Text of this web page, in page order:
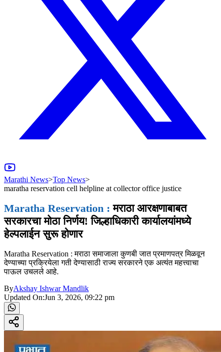
Marathi News>Top News>
maratha reservation cell helpline at collector office justice
Maratha Reservation : मराठा आरक्षणाबाबत
सरकारचा मोठा निर्णय! जिल्हाधिकारी कार्यालयांमध्ये
हेल्पलाईन सुरू होणार
Maratha Reservation : मराठा समाजाला कुणबी जात प्रमाणपत्र मिळवून
देण्याच्या प्रक्रियेला गती देण्यासाठी राज्य सरकारने एक अत्यंत महत्त्वाचा
पाऊल उचलले आहे.
ByAkshay Ishwar Mandlik
Updated On:Jun 3, 2026, 09:22 pm